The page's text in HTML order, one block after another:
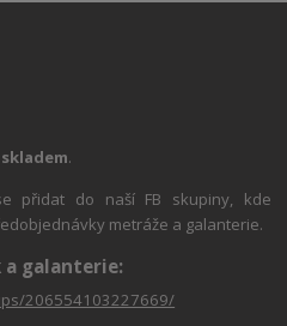
skladem.
přidat do naší FB skupiny, kde
metráže a galanterie.
galanterie:
206554103227669/